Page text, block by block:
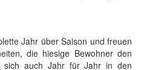
Jahr über Saison und freuen
die hiesige Bewohner den
sich auch Jahr für Jahr in den